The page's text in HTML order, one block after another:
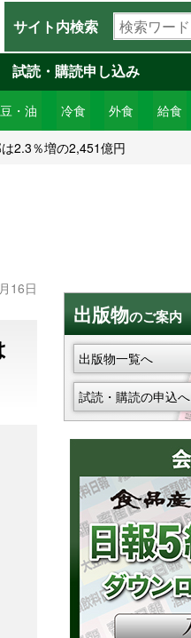
サイト内検索
検
索
ワ
ー
ド
を
入
・油 冷食 外食 給食
試読・購読申し込み
2.3％増の2,451億円
16日
出版物のご案内
出版物一覧へ
試読・購読の申込へ